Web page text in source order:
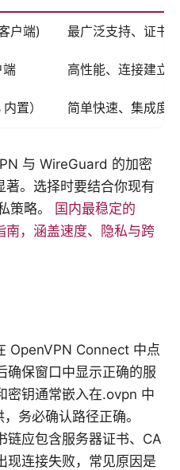
户端) 最广泛支持、证书/
端 高性能、连接建立
置） 简单快速、集成度
与 WireGuard 的加密
。选择时要结合你现有
策略。
国内最稳定的
，涵盖速度、隐私与跨
OpenVPN Connect 中点
确保窗口中显示正确的服
密钥通常嵌入在.ovpn 中
务必确认路径正确。
链应包含服务器证书、CA
现连接失败，常见原因是